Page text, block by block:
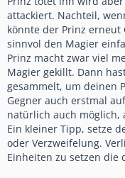
attackiert. Nachteil,
könnte der Prinz erneut
sinnvol den Magier
Prinz macht zwar viel
Magier gekillt. Dann
gesammelt, um deinen
Gegner auch erstmal
natürlich auch möglich,
Ein kleiner Tipp, setze
oder Verzweifelung.
Einheiten zu setzen die